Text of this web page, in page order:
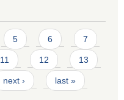
5 6 7
11 12 13
next › last »